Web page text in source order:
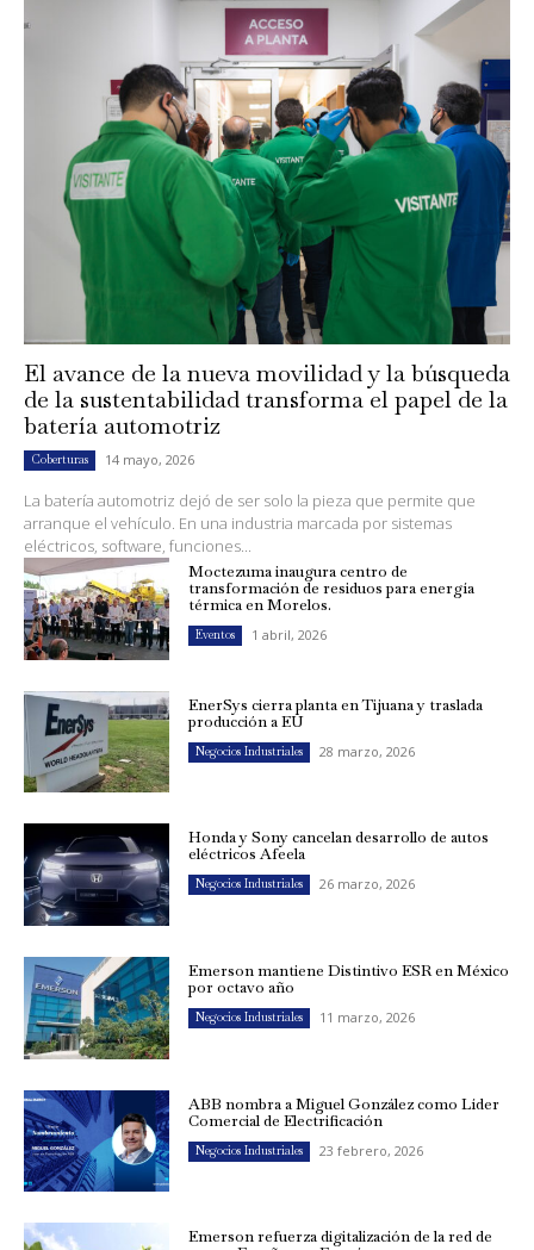
El avance de la nueva movilidad y la búsqueda
de la sustentabilidad transforma el papel de la
batería automotriz
Coberturas 14 mayo, 2026
La batería automotriz dejó de ser solo la pieza que permite que
arranque el vehículo. En una industria marcada por sistemas
eléctricos, software, funciones...
Moctezuma inaugura centro de
transformación de residuos para energía
térmica en Morelos.
Eventos 1 abril, 2026
EnerSys cierra planta en Tijuana y traslada
producción a EU
Negocios Industriales 28 marzo, 2026
Honda y Sony cancelan desarrollo de autos
eléctricos Afeela
Negocios Industriales 26 marzo, 2026
Emerson mantiene Distintivo ESR en México
por octavo año
Negocios Industriales 11 marzo, 2026
ABB nombra a Miguel González como Líder
Comercial de Electrificación
Negocios Industriales 23 febrero, 2026
Emerson refuerza digitalización de la red de